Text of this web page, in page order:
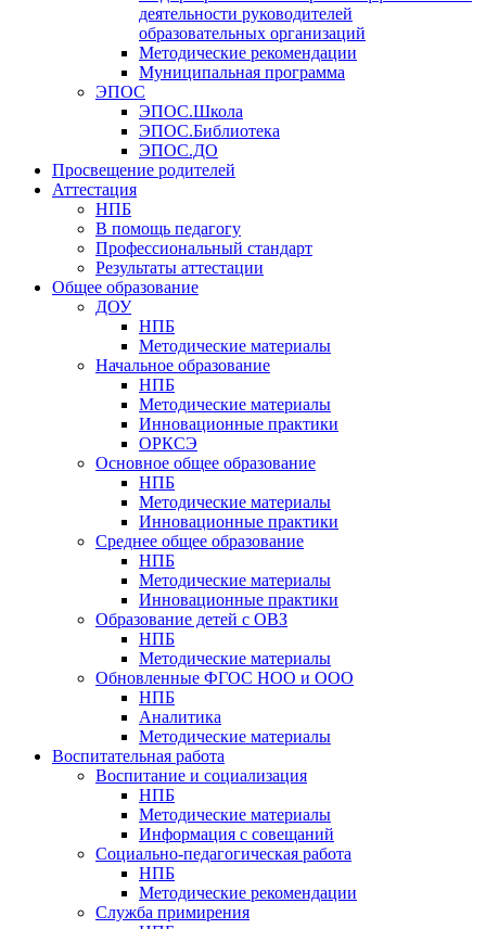
деятельности руководителей
образовательных организаций
Методические рекомендации
Муниципальная программа
ЭПОС
ЭПОС.Школа
ЭПОС.Библиотека
ЭПОС.ДО
Просвещение родителей
Аттестация
НПБ
В помощь педагогу
Профессиональный стандарт
Результаты аттестации
Общее образование
ДОУ
НПБ
Методические материалы
Начальное образование
НПБ
Методические материалы
Инновационные практики
ОРКСЭ
Основное общее образование
НПБ
Методические материалы
Инновационные практики
Среднее общее образование
НПБ
Методические материалы
Инновационные практики
Образование детей с ОВЗ
НПБ
Методические материалы
Обновленные ФГОС НОО и ООО
НПБ
Аналитика
Методические материалы
Воспитательная работа
Воспитание и социализация
НПБ
Методические материалы
Информация с совещаний
Социально-педагогическая работа
НПБ
Методические рекомендации
Служба примирения